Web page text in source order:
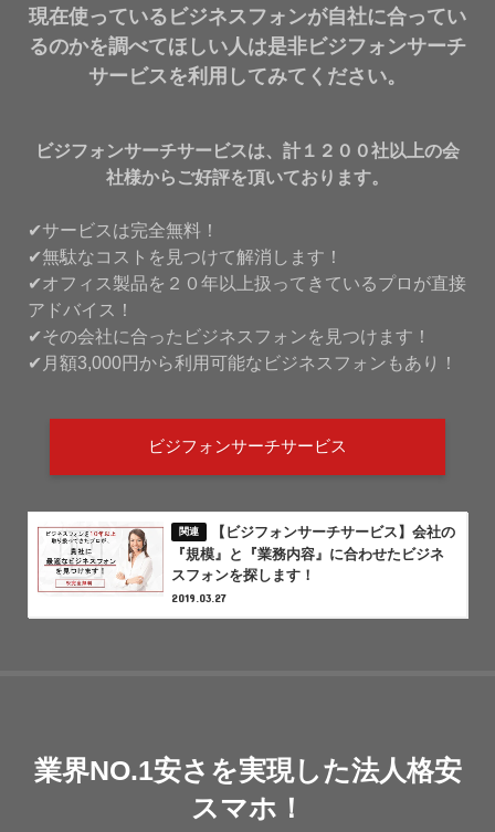
現在使っているビジネスフォンが自社に合ってい
るのかを調べてほしい人は是非ビジフォンサーチ
サービスを利用してみてください。
ビジフォンサーチサービスは、計１２００社以上の会
社様からご好評を頂いております。
✔サービスは完全無料！
✔無駄なコストを見つけて解消します！
✔オフィス製品を２０年以上扱ってきているプロが直接
アドバイス！
✔その会社に合ったビジネスフォンを見つけます！
✔月額3,000円から利用可能なビジネスフォンもあり！
ビジフォンサーチサービス
【ビジフォンサーチサービス】会社の
『規模』と『業務内容』に合わせたビジネ
スフォンを探します！
2019.03.27
業界NO.1安さを実現した法人格安
スマホ！